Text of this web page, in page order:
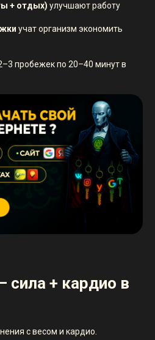
+ отдых) улучшают работу
учат организм экономить
пробежек по 20–40 минут в
сила + кардио в
с весом и кардио.